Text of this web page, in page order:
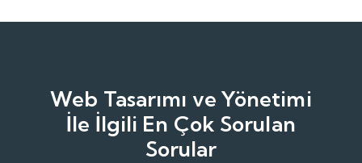
Web Tasarımı ve Yönetimi
İle İlgili En Çok Sorulan
Sorular